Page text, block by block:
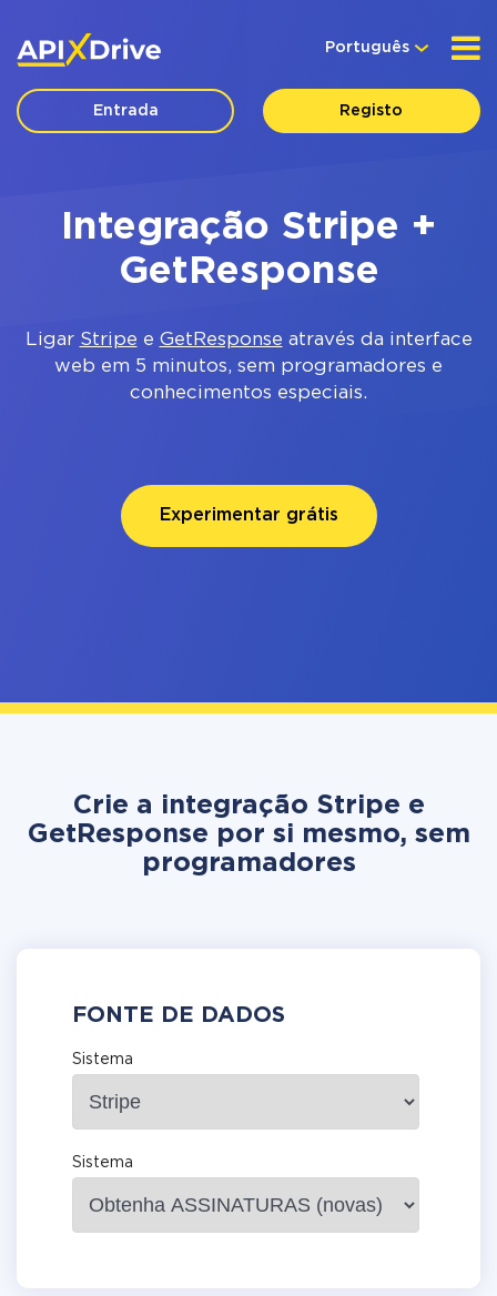
Português
Entrada Registo
Integração Stripe +
GetResponse
Ligar Stripe e GetResponse através da interface
web em 5 minutos, sem programadores e
conhecimentos especiais.
Experimentar grátis
Crie a integração Stripe e
GetResponse por si mesmo, sem
programadores
FONTE DE DADOS
Sistema
Sistema